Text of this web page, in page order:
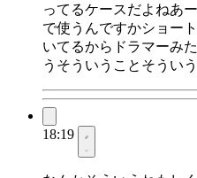
ってるケースだよねあ
で使うんですかショー
いてるからドラマーみ
うそういうことそうい
18:19